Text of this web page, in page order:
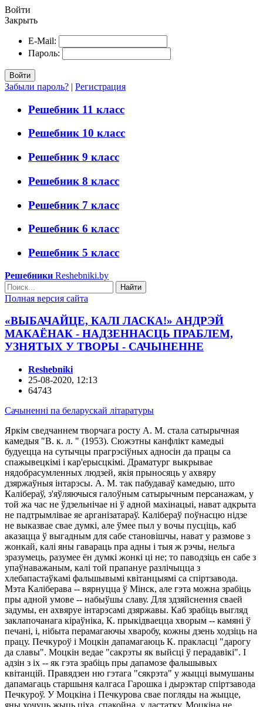
Войти
Закрыть
E-Mail:
Пароль:
Войти
Забыли пароль? | Регистрация
Решебник 11 класс
Решебник 10 класс
Решебник 9 класс
Решебник 8 класс
Решебник 7 класс
Решебник 6 класс
Решебник 5 класс
Решебники Reshebniki.by
Найти
Полная версия сайта
«ВЫБАЧАЙЦЕ, КАЛІ ЛАСКА!» АНДРЭЙ
МАКАЁНАК - НАДЗЕННАСЦЬ ПРАБЛЕМ,
УЗНЯТЫХ У ТВОРЫ - САЧЫНЕННЕ
Reshebniki
25-08-2020, 12:13
64743
Cачыненні па беларускай літаратуры
Яркім сведчаннем творчага росту А. М. стала сатырычная
камедыя "В. к. л. " (1953). Сюжэтны канфлікт камедыі
будуецца на сутычцы прагрэсіўных адносін да працы са
спажывецкімі і кар'ерысцкімі. Драматург выкрывае
нядобрасумленных людзей, якія прыносяць у ахвяру
дзяржаўныя інтарэсы. А. М. так пабудаваў камедыю, што
Калібераў, з'яўляючыся галоўным сатырычным персанажам, у
той жа час не ўдзельнічае ні ў адной махінацыі, нават адкрыта
не падтрымлівае яе арганізатараў. Калібераў поўнасцю нідзе
не выказвае свае думкі, але ўмее пыл у вочы пусціць, каб
аказацца ў выгадным для сабе становішчы, нават у размове з
жонкай, калі яны гавараць пра адны і тыя ж рэчы, нельга
зразумець, разумее ён думкі жонкі ці не; то паводзіць ен сабе з
упаўнаважаным, калі той прапануе разлічыцца з
хлебапастаўкамі фальшывымі квітанцыямі са спіртзавода.
Мэта Каліберава -- вярнуцца ў Мінск, але гэта можна зрабіць
пры адной умове -- набыўшы славу. Для здзяйснення сваей
задумы, ен ахвяруе інтарэсамі дзяржавы. Каб зрабіць выгляд
заклапочанага кіраўніка, К. прыкідваецца хворым -- камяні ў
печані, і, нібыта перамагаючы хваробу, кожны дзень ходзіць на
працу. Печкуроў і Моцкін дапамагаюць К. пракласці "дарогу
да славы". Моцкін ведае "сакрэты як выйсці ў перадавікі". І
адзін з іх -- як гэта зрабіць пры дапамозе фальшывых
квітанцій. Правядзен ню гэтага "сякрэта" у жыцці вымушаны
дапамагаць старшыня калгаса Гарошка і дырэктар спіртзавода
Печкуроў. У Моцкіна і Печкурова свае погляды на жыцце,